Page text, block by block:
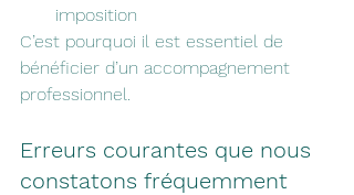
imposition
C’est pourquoi il est essentiel de
bénéficier d’un accompagnement
professionnel.
Erreurs courantes que nous
constatons fréquemment